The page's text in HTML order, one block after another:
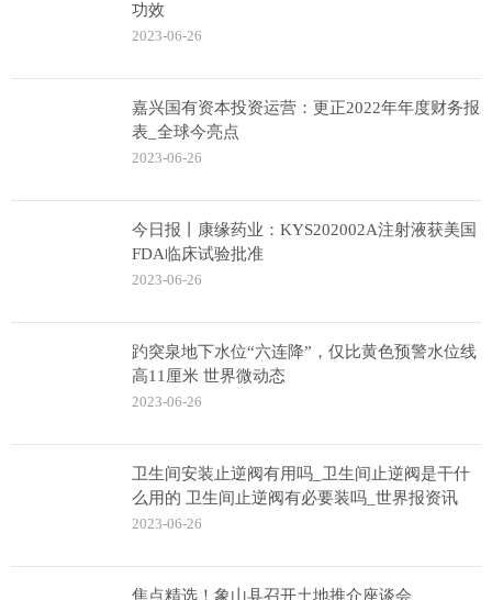
功效
2023-06-26
嘉兴国有资本投资运营：更正2022年年度财务报
表_全球今亮点
2023-06-26
今日报丨康缘药业：KYS202002A注射液获美国
FDA临床试验批准
2023-06-26
趵突泉地下水位“六连降”，仅比黄色预警水位线
高11厘米 世界微动态
2023-06-26
卫生间安装止逆阀有用吗_卫生间止逆阀是干什
么用的 卫生间止逆阀有必要装吗_世界报资讯
2023-06-26
焦点精选！象山县召开土地推介座谈会